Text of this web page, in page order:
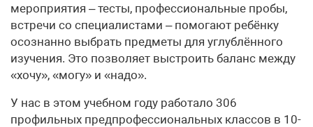
мероприятия – тесты, профессиональные пробы,
встречи со специалистами – помогают ребёнку
осознанно выбрать предметы для углублённого
изучения. Это позволяет выстроить баланс между
«хочу», «могу» и «надо».
У нас в этом учебном году работало 306
профильных предпрофессиональных классов в 10-